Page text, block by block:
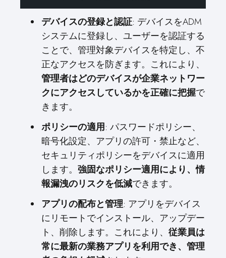
デバイスの登録と認証: デバイスをADM
システムに登録し、ユーザーを認証する
ことで、管理対象デバイスを特定し、不
正なアクセスを防ぎます。これにより、
管理者はどのデバイスが企業ネットワー
クにアクセスしているかを正確に把握で
きます。
ポリシーの適用 : パスワードポリシー、
暗号化設定、アプリの許可・禁止など、
セキュリティポリシーをデバイスに適用
します。 強固なポリシー適用により、情
報漏洩のリスクを低減できます。
アプリの配布と管理: アプリをデバイス
にリモートでインストール、アップデー
ト、削除します。これにより、
従業員は
常に最新の業務アプリを利用でき、管理